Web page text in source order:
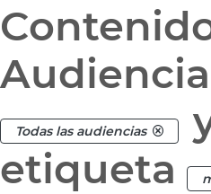
Audiencia
Todas las audiencias
etiqueta